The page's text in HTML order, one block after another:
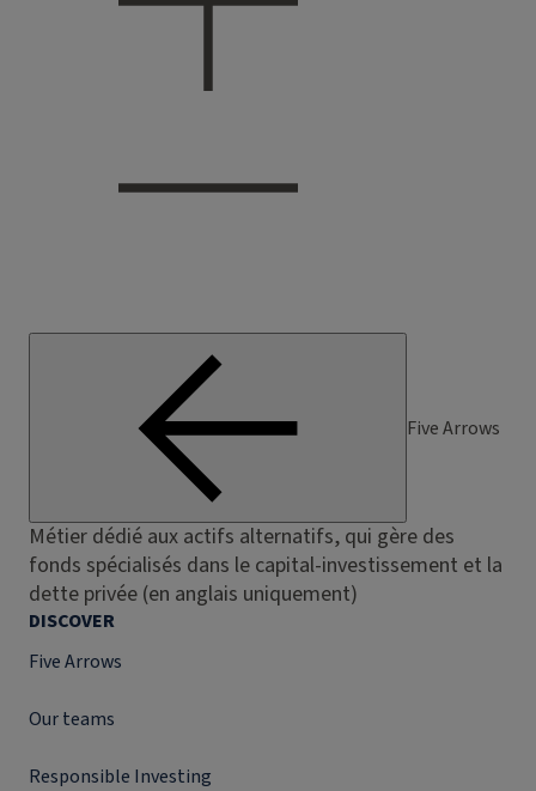
Five Arrows
Métier dédié aux actifs alternatifs, qui gère des
fonds spécialisés dans le capital-investissement et la
dette privée (en anglais uniquement)
DISCOVER
Five Arrows
Our teams
Responsible Investing